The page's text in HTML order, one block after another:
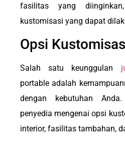
fasilitas yang
kustomisasi yang dapat
Opsi
Salah satu keunggulan
portable adalah
dengan kebutuhan
penyedia mengenai opsi
interior, fasilitas tambahan,